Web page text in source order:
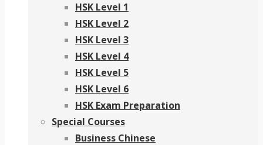
HSK Level 1
HSK Level 2
HSK Level 3
HSK Level 4
HSK Level 5
HSK Level 6
HSK Exam Preparation
Special Courses
Business Chinese